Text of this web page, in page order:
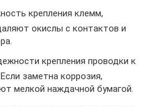
крепления клемм,
окислы с контактов и
крепления проводки к
заметна коррозия,
мелкой наждачной бумагой.